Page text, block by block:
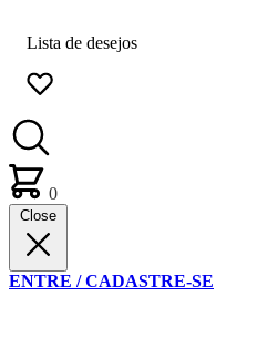
Lista de desejos
0
Close
ENTRE / CADASTRE-SE